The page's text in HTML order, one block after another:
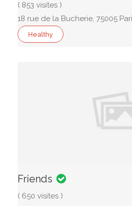
( 853 visites )
18 rue de la Bucherie, 75005
Healthy
Friends
( 650 visites )